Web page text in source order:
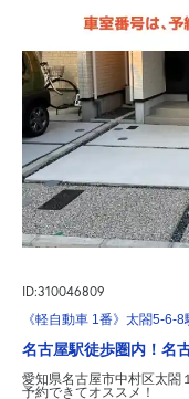
ID:310046809
《軽自動車 1番》太閤5-6-8
名古屋駅徒歩圏内！名
愛知県名古屋市中村区太閤
予約できてオススメ！